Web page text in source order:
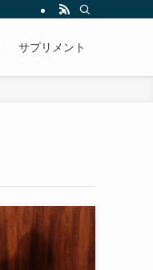
サプリメント